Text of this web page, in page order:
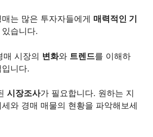
매는 많은 투자자들에게 매력적인 기
습니다.
시장의 변화와 트렌드를 이해하
니다.
시장조사가 필요합니다. 원하는 지
와 경매 매물의 현황을 파악해보세